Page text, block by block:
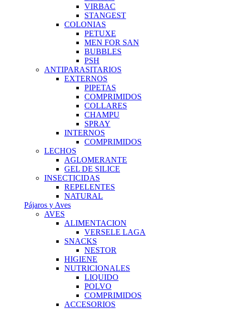
VIRBAC
STANGEST
COLONIAS
PETUXE
MEN FOR SAN
BUBBLES
PSH
ANTIPARASITARIOS
EXTERNOS
PIPETAS
COMPRIMIDOS
COLLARES
CHAMPU
SPRAY
INTERNOS
COMPRIMIDOS
LECHOS
AGLOMERANTE
GEL DE SILICE
INSECTICIDAS
REPELENTES
NATURAL
Pájaros y Aves
AVES
ALIMENTACION
VERSELE LAGA
SNACKS
NESTOR
HIGIENE
NUTRICIONALES
LIQUIDO
POLVO
COMPRIMIDOS
ACCESORIOS